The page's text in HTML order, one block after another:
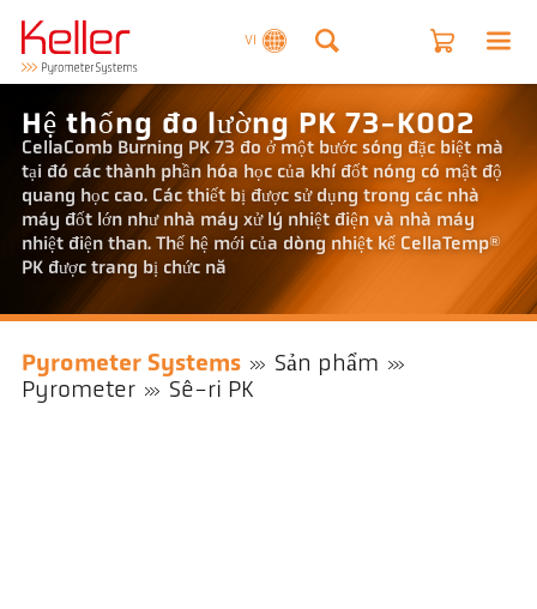
VI
Hệ thống đo lường PK 73-K002
CellaComb Burning PK 73 đo ở một bước sóng đặc biệt mà
tại đó các thành phần hóa học của khí đốt nóng có mật độ
quang học cao. Các thiết bị được sử dụng trong các nhà
máy đốt lớn như nhà máy xử lý nhiệt điện và nhà máy
nhiệt điện than. Thế hệ mới của dòng nhiệt kế CellaTemp®
PK được trang bị chức nă
Pyrometer Systems
Sản phẩm
Pyrometer
Sê-ri PK